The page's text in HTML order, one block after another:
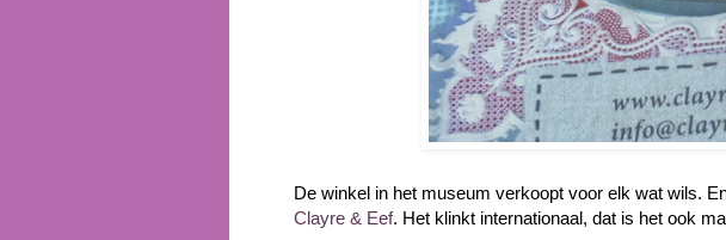
De winkel in het museum verkoopt voor elk wat wils.
Clayre & Eef. Het klinkt internationaal, dat is het ook